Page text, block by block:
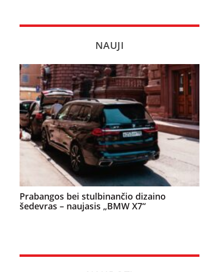
NAUJI
Prabangos bei stulbinančio dizaino
šedevras – naujasis „BMW X7“